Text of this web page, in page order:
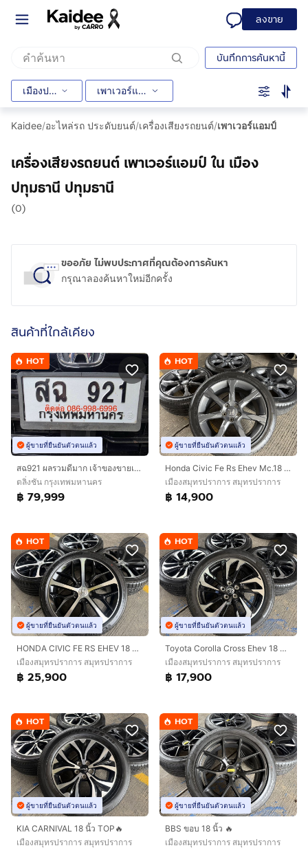
ลงขาย
บันทึกการค้นหานี้
เมืองปทุมธานี เพาเวอร์แอมป์
Kaidee/อะไหล่รถ ประดับยนต์/เครื่องเสียงรถยนต์/เพาเวอร์แอมป์
เครื่องเสียงรถยนต์ เพาเวอร์แอมป์ ใน เมือง
ปทุมธานี ปทุมธานี
(0)
ขออภัย ไม่พบประกาศที่คุณต้องการค้นหา
กรุณาลองค้นหาใหม่อีกครั้ง
สินค้าที่ใกล้เคียง
HOT
ผู้ขายที่ยืนยันตัวตนแล้ว
สฉ921 ผลรวมดีมาก เจ้าของขายเอง เลขสวย หายาก
ตลิ่งชัน กรุงเทพมหานคร
฿ 79,999
HOT
ผู้ขายที่ยืนยันตัวตนแล้ว
Honda Civic Fe Rs Ehev Mc.18 นิ้ว Top🔥
เมืองสมุทรปราการ สมุทรปราการ
฿ 14,900
HOT
ผู้ขายที่ยืนยันตัวตนแล้ว
HONDA CIVIC FE RS EHEV 18 นิ้ว TOP🔥
เมืองสมุทรปราการ สมุทรปราการ
฿ 25,900
HOT
ผู้ขายที่ยืนยันตัวตนแล้ว
Toyota Corolla Cross Ehev 18 นิ้ว Top🔥
เมืองสมุทรปราการ สมุทรปราการ
฿ 17,900
HOT
ผู้ขายที่ยืนยันตัวตนแล้ว
KIA CARNIVAL 18 นิ้ว TOP🔥
เมืองสมุทรปราการ สมุทรปราการ
HOT
ผู้ขายที่ยืนยันตัวตนแล้ว
BBS ขอบ 18 นิ้ว 🔥
เมืองสมุทรปราการ สมุทรปราการ